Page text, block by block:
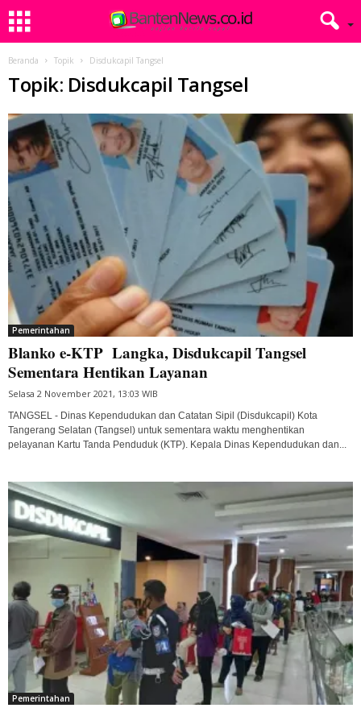
Beranda Topik Disdukcapil Tangsel
Topik: Disdukcapil Tangsel
Pemerintahan
Blanko e-KTP Langka, Disdukcapil Tangsel
Sementara Hentikan Layanan
Selasa 2 November 2021, 13:03 WIB
TANGSEL - Dinas Kependudukan dan Catatan Sipil (Disdukcapil) Kota
Tangerang Selatan (Tangsel) untuk sementara waktu menghentikan
pelayanan Kartu Tanda Penduduk (KTP). Kepala Dinas Kependudukan dan...
Pemerintahan